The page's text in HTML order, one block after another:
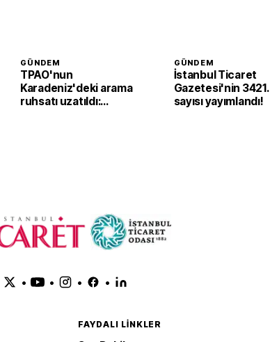
GÜNDEM
TPAO'nun
Karadeniz'deki arama
ruhsatı uzatıldı:
GÜNDEM
İstanbul Ticaret
Gazetesi'nin 3421.
sayısı yayımlandı!
• • • •
FAYDALI LINKLER